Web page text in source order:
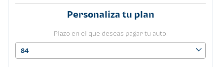
Personaliza tu plan
Plazo en el que deseas pagar tu auto.
84